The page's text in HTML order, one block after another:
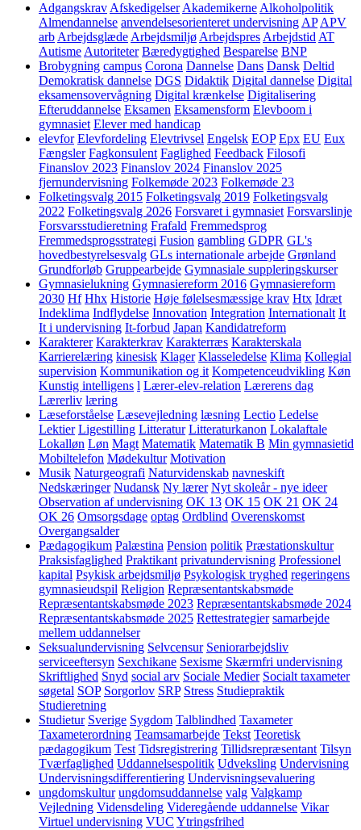
Adgangskrav Afskedigelser Akademikerne Alkoholpolitik
Almendannelse anvendelsesorienteret undervisning AP APV
arb Arbejdsglæde Arbejdsmiljø Arbejdspres Arbejdstid AT
Autisme Autoriteter Bæredygtighed Besparelse BNP
Brobygning campus Corona Dannelse Dans Dansk Deltid
Demokratisk dannelse DGS Didaktik Digital dannelse Digital
eksamensovervågning Digital krænkelse Digitalisering
Efteruddannelse Eksamen Eksamensform Elevboom i
gymnasiet Elever med handicap
elevfor Elevfordeling Elevtrivsel Engelsk EOP Epx EU Eux
Fængsler Fagkonsulent Faglighed Feedback Filosofi
Finanslov 2023 Finanslov 2024 Finanslov 2025
fjernundervisning Folkemøde 2023 Folkemøde 23
Folketingsvalg 2015 Folketingsvalg 2019 Folketingsvalg
2022 Folketingsvalg 2026 Forsvaret i gymnasiet Forsvarslinje
Forsvarsstudieretning Frafald Fremmedsprog
Fremmedsprogsstrategi Fusion gambling GDPR GL's
hovedbestyrelsesvalg GLs internationale arbejde Grønland
Grundforløb Gruppearbejde Gymnasiale suppleringskurser
Gymnasielukning Gymnasiereform 2016 Gymnasiereform
2030 Hf Hhx Historie Høje følelsesmæssige krav Htx Idræt
Indeklima Indflydelse Innovation Integration Internationalt It
It i undervisning It-forbud Japan Kandidatreform
Karakterer Karakterkrav Karakterræs Karakterskala
Karrierelæring kinesisk Klager Klasseledelse Klima Kollegial
supervision Kommunikation og it Kompetenceudvikling Køn
Kunstig intelligens l Lærer-elev-relation Lærerens dag
Lærerliv læring
Læseforståelse Læsevejledning læsning Lectio Ledelse
Lektier Ligestilling Litteratur Litteraturkanon Lokalaftale
Lokalløn Løn Magt Matematik Matematik B Min gymnasietid
Mobiltelefon Mødekultur Motivation
Musik Naturgeografi Naturvidenskab navneskift
Nedskæringer Nudansk Ny lærer Nyt skoleår - nye ideer
Observation af undervisning OK 13 OK 15 OK 21 OK 24
OK 26 Omsorgsdage optag Ordblind Overenskomst
Overgangsalder
Pædagogikum Palæstina Pension politik Præstationskultur
Praksisfaglighed Praktikant privatundervisning Professionel
kapital Psykisk arbejdsmiljø Psykologisk tryghed regeringens
gymnasieudspil Religion Repræsentantskabsmøde
Repræsentantskabsmøde 2023 Repræsentantskabsmøde 2024
Repræsentantskabsmøde 2025 Rettestrategier samarbejde
mellem uddannelser
Seksualundervisning Selvcensur Seniorarbejdsliv
serviceeftersyn Sexchikane Sexisme Skærmfri undervisning
Skriftlighed Snyd social arv Sociale Medier Socialt taxameter
søgetal SOP Sorgorlov SRP Stress Studiepraktik
Studieretning
Studietur Sverige Sygdom Talblindhed Taxameter
Taxameterordning Teamsamarbejde Tekst Teoretisk
pædagogikum Test Tidsregistrering Tillidsrepræsentant Tilsyn
Tværfaglighed Uddannelsespolitik Udveksling Undervisning
Undervisningsdifferentiering Undervisningsevaluering
ungdomskultur ungdomsuddannelse valg Valgkamp
Vejledning Vidensdeling Videregående uddannelse Vikar
Virtuel undervisning VUC Ytringsfrihed